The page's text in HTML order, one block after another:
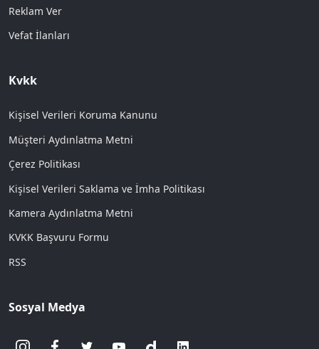
Reklam Ver
Vefat İlanları
Kvkk
Kişisel Verileri Koruma Kanunu
Müşteri Aydınlatma Metni
Çerez Politikası
Kişisel Verileri Saklama ve İmha Politikası
Kamera Aydınlatma Metni
KVKK Başvuru Formu
RSS
Sosyal Medya